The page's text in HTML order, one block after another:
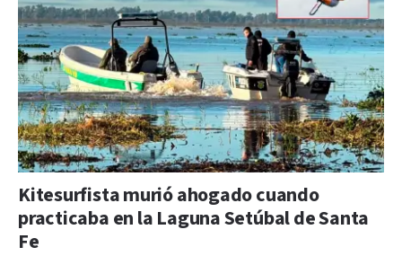
Kitesurfista murió ahogado cuando
practicaba en la Laguna Setúbal de Santa
Fe